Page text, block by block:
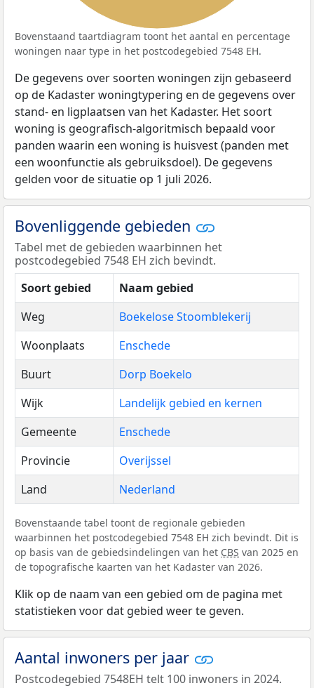
Bovenstaand taartdiagram toont het aantal en percentage
woningen naar type in het postcodegebied 7548 EH.
De gegevens over soorten woningen zijn gebaseerd
op de Kadaster woningtypering en de gegevens over
stand- en ligplaatsen van het Kadaster. Het soort
woning is geografisch-algoritmisch bepaald voor
panden waarin een woning is huisvest (panden met
een woonfunctie als gebruiksdoel). De gegevens
gelden voor de situatie op 1 juli 2026.
Bovenliggende gebieden
Tabel met de gebieden waarbinnen het
postcodegebied 7548 EH zich bevindt.
Soort gebied
Naam gebied
Weg
Boekelose Stoomblekerij
Woonplaats
Enschede
Buurt
Dorp Boekelo
Wijk
Landelijk gebied en kernen
Gemeente
Enschede
Provincie
Overijssel
Land
Nederland
Bovenstaande tabel toont de regionale gebieden
waarbinnen het postcodegebied 7548 EH zich bevindt. Dit is
op basis van de gebiedsindelingen van het CBS van 2025 en
de topografische kaarten van het Kadaster van 2026.
Klik op de naam van een gebied om de pagina met
statistieken voor dat gebied weer te geven.
Aantal inwoners per jaar
Postcodegebied 7548EH telt 100 inwoners in 2024.